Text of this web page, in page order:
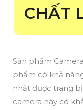
CHẤT
Sản phẩm
phẩm có khả
nhất được trang
camera này có